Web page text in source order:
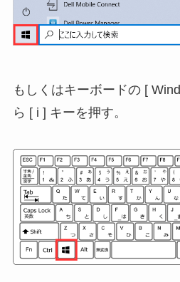
もしくはキーボードの [
ら [ i ] キーを押す。